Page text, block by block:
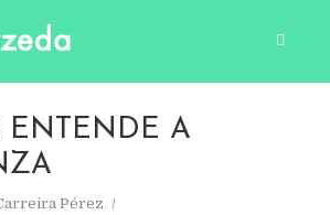
ENTENDE A
Pérez